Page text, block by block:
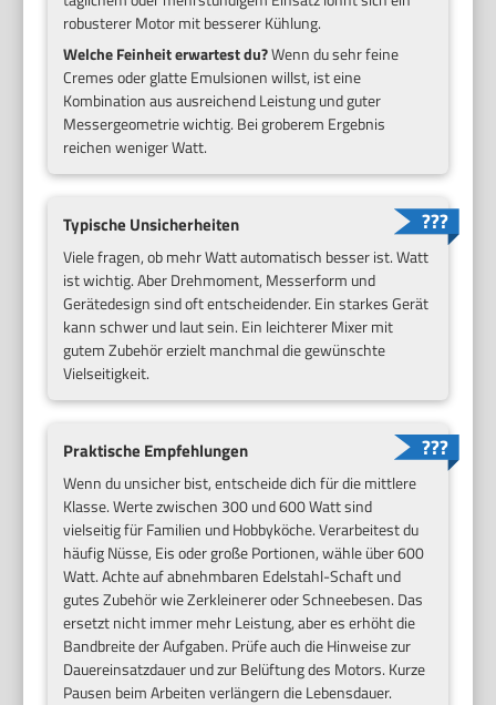
robusterer Motor mit besserer Kühlung.
Welche Feinheit erwartest du?Wenn du sehr feine
Cremes oder glatte Emulsionen willst, ist eine
Kombination aus ausreichend Leistung und guter
Messergeometrie wichtig. Bei groberem Ergebnis
reichen weniger Watt.
Typische Unsicherheiten
Viele fragen, ob mehr Watt automatisch besser ist. Watt
ist wichtig. Aber Drehmoment, Messerform und
Gerätedesign sind oft entscheidender. Ein starkes Gerät
kann schwer und laut sein. Ein leichterer Mixer mit
gutem Zubehör erzielt manchmal die gewünschte
Vielseitigkeit.
Praktische Empfehlungen
Wenn du unsicher bist, entscheide dich für die mittlere
Klasse. Werte zwischen 300 und 600 Watt sind
vielseitig für Familien und Hobbyköche. Verarbeitest du
häufig Nüsse, Eis oder große Portionen, wähle über 600
Watt. Achte auf abnehmbaren Edelstahl-Schaft und
gutes Zubehör wie Zerkleinerer oder Schneebesen. Das
ersetzt nicht immer mehr Leistung, aber es erhöht die
Bandbreite der Aufgaben. Prüfe auch die Hinweise zur
Dauereinsatzdauer und zur Belüftung des Motors. Kurze
Pausen beim Arbeiten verlängern die Lebensdauer.